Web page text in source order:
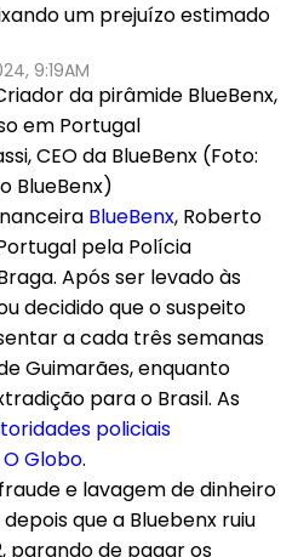
um prejuízo estimado
9:19AM
CEO da BlueBenx (Foto:
BlueBenx)
BlueBenx, Roberto
pela Polícia
Após ser levado às
decidido que o suspeito
a cada três semanas
Guimarães, enquanto
para o Brasil. As
policiais
O Globo.
e lavagem de dinheiro
que a Bluebenx ruiu
parando de pagar os